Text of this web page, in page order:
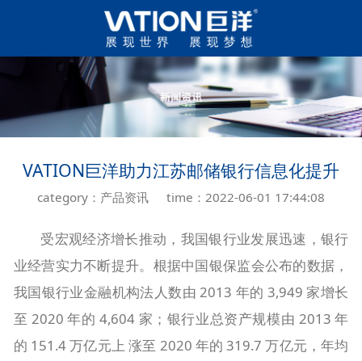
VATION巨洋助力江苏邮储银行信息化提升
category：产品资讯 time：2022-06-01 17:44:08
受宏观经济增长推动，我国银行业发展迅速，银行
业经营实力不断提升。根据中国银保监会公布的数据，
我国银行业金融机构法人数由 2013 年的 3,949 家增长
至 2020 年的 4,604 家；银行业总资产规模由 2013 年
的 151.4 万亿元上 涨至 2020 年的 319.7 万亿元，年均